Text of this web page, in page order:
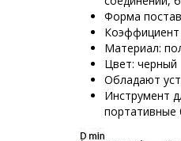
Форма
Коэффициент
Материал:
Цвет: черный
Обладают
Инструмент
портативные